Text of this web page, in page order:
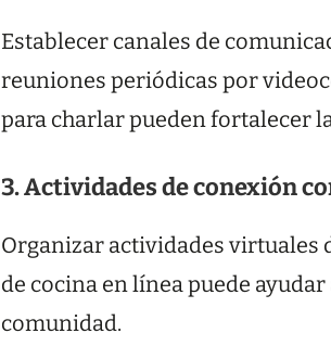
Establecer canales de
reuniones periódicas por
para charlar pueden fortalecer
3. Actividades de conexión
Organizar actividades virtuales
de cocina en línea puede
comunidad.